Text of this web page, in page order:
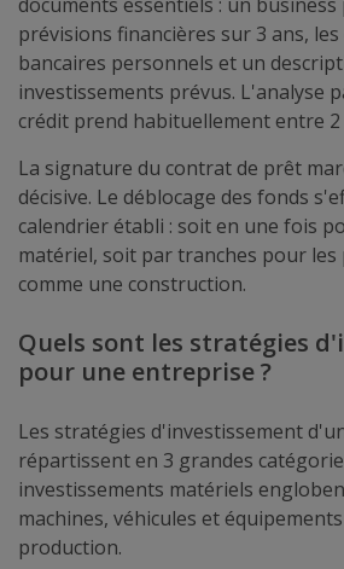
prévisions financières sur 3 ans,
bancaires personnels et un
investissements prévus. L'analyse
crédit prend habituellement entre 2
La signature du contrat de prêt
décisive. Le déblocage des fonds
calendrier établi : soit en une fois
matériel, soit par tranches pour
comme une construction.
Quels sont les stratégies
pour une entreprise ?
Les stratégies d'investissement
répartissent en 3 grandes
investissements matériels
machines, véhicules et
production.